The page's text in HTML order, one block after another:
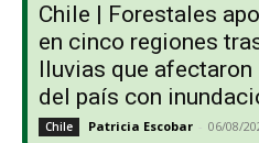
Chile | Forestales
en cinco regiones
lluvias que
del país con
Chile Patricia Escobar - 06/08/